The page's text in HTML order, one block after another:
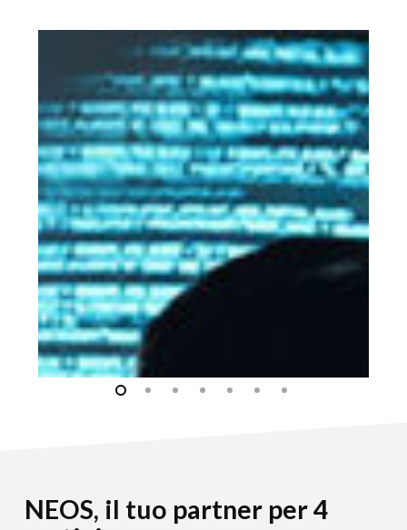
NEOS, il tuo partner per 4